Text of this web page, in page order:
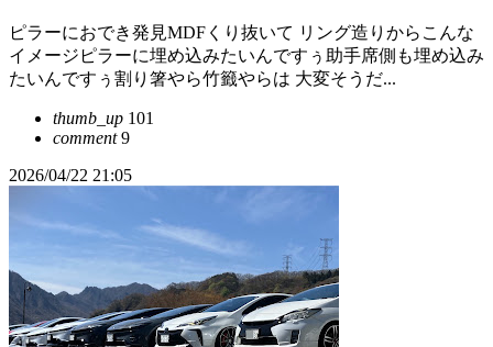
ピラーにおでき発見MDFくり抜いて リング造りからこんな
イメージピラーに埋め込みたいんですぅ助手席側も埋め込み
たいんですぅ割り箸やら竹籤やらは 大変そうだ...
thumb_up 101
comment9
2026/04/22 21:05